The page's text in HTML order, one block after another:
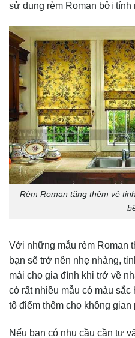
sử dụng rèm Roman bởi tính
Rèm Roman tăng thêm vẻ
Với những mẫu rèm Roman
bạn sẽ trở nên nhẹ nhàng,
mái cho gia đình khi trở về
có rất nhiều mẫu có màu
tô điểm thêm cho không
Nếu bạn có nhu cầu cần tư